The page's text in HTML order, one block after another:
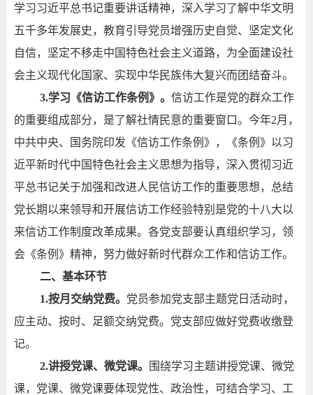
学习习近平总书记重要讲话精神，深入学习了解中华文明
五千多年发展史，教育引导党员增强历史自觉、坚定文化
自信，坚定不移走中国特色社会主义道路，为全面建设社
会主义现代化国家、实现中华民族伟大复兴而团结奋斗。
3.学习《信访工作条例》。 信访工作是党的群众工作
的重要组成部分，是了解社情民意的重要窗口。今年2月，
中共中央、国务院印发《信访工作条例》，《条例》以习
近平新时代中国特色社会主义思想为指导，深入贯彻习近
平总书记关于加强和改进人民信访工作的重要思想，总结
党长期以来领导和开展信访工作经验特别是党的十八大以
来信访工作制度改革成果。各党支部要认真组织学习，领
会《条例》精神，努力做好新时代群众工作和信访工作。
二、基本环节
1.按月交纳党费。 党员参加党支部主题党日活动时，
应主动、按时、足额交纳党费。党支部应做好党费收缴登
记。
2.讲授党课、微党课。
围绕学习主题讲授党课、微党
课，党课、微党课要体现党性、政治性，可结合学习、工